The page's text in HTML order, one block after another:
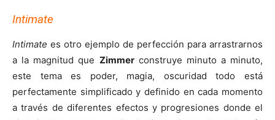
Intimate
Intimate es otro ejemplo de perfección para arrastrarnos
a la magnitud que Zimmerconstruye minuto a minuto,
este tema es poder, magia, oscuridad todo está
perfectamente simplificado y definido en cada momento
a través de diferentes efectos y progresiones donde el